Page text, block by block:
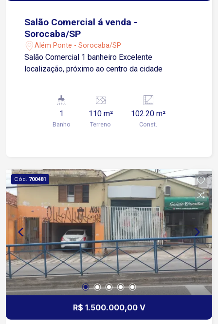
Salão Comercial á venda -
Sorocaba/SP
Além Ponte - Sorocaba/SP
Salão Comercial 1 banheiro Excelente
localização, próximo ao centro da cidade
1
Banho
110 m²
Terreno
102.20 m²
Const.
Cód. 700481
R$ 1.500.000,00 V